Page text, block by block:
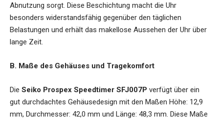
Abnutzung sorgt. Diese Beschichtung macht die Uhr
besonders widerstandsfähig gegenüber den täglichen
Belastungen und erhält das makellose Aussehen der Uhr über
lange Zeit.
B. Maße des Gehäuses und Tragekomfort
Die Seiko Prospex Speedtimer SFJ007P verfügt über ein
gut durchdachtes Gehäusedesign mit den Maßen Höhe: 12,9
mm, Durchmesser: 42,0 mm und Länge: 48,3 mm. Diese Maße